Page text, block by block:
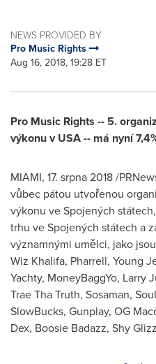
NEWS PROVIDED BY
Pro Music Rights
Aug 16, 2018, 19:28 ET
Pro Music Rights -- 5.
výkonu v USA-- má nyní
MIAMI, 17. srpna 2018 /
vůbec pátou utvořenou
výkonu ve Spojených
trhu ve Spojených státech a
významnými umělci, jako
Wiz Khalifa, Pharrell, Young
Yachty, MoneyBaggYo, Larry
Trae Tha Truth, Sosaman,
SlowBucks, Gunplay, OG
Dex, Boosie Badazz, Shy